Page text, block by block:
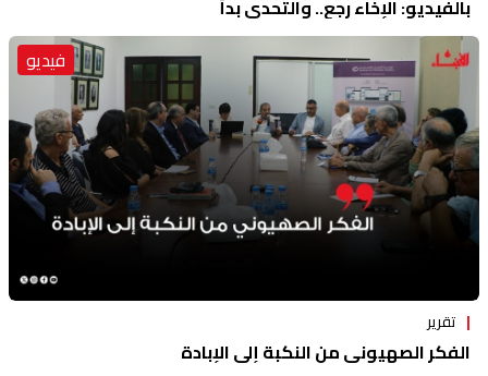
بالفيديو: الإخاء رجع.. والتحدي بدأ
فيديو
تقرير
الفكر الصهيوني من النكبة إلى الإبادة